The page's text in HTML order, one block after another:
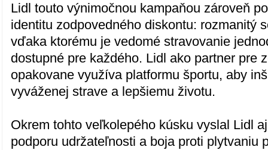
Lidl touto výnimočnou kampaňou zároveň
identitu zodpovedného diskontu: rozmanitý
vďaka ktorému je vedomé stravovanie
dostupné pre každého. Lidl ako partner pre
opakovane využíva platformu športu, aby
vyváženej strave a lepšiemu životu.
Okrem tohto veľkolepého kúsku vyslal Lidl
podporu udržateľnosti a boja proti plytvaniu